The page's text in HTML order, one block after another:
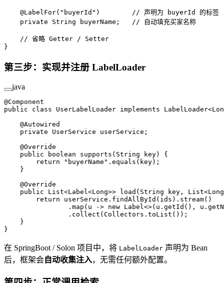
    @
LabelFor( "buyerId" )
// 声明为 buyerId 的标签
    private
String buyerName; // 自动填充买家名称
    // 省略 Getter / Setter
}
第三步：实现并注册 LabelLoader
java
@Component
public class UserLabelLoader implements LabelLoader<
    @
Autowired
    private
UserService userService;
    @
Override
    public
boolean supports (String key) {
        return
"buyerName" . equals (key);
    }
    @
Override
    public
List<Label<Long>> load (String key , List<Long
        return
userService. findAllById (ids). stream()
                .
map (u -> new Label<>(u. getId (), u.
                .
collect (Collectors. toList ());
    }
}
在 SpringBoot / Solon 项目中，将 LabelLoader 声明为 Bean
后，框架会自动收集注入，无需任何额外配置。